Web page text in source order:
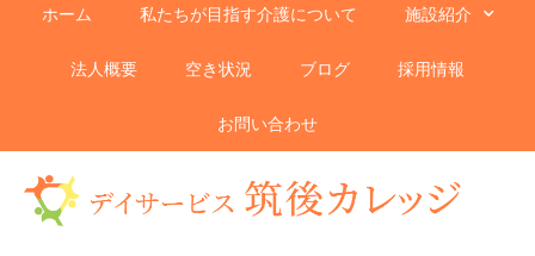
ホーム 私たちが目指す介護について 施設紹介
法人概要 空き状況 ブログ 採用情報
お問い合わせ